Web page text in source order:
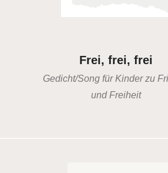
Frei, frei, frei
Gedicht/Song für Kinder zu
und Freiheit